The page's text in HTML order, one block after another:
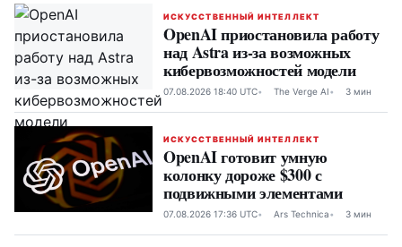
ИСКУССТВЕННЫЙ ИНТЕЛЛЕКТ
OpenAI приостановила работу
над Astra из-за возможных
кибервозможностей модели
07.08.2026 18:40 UTC The Verge AI 3 мин
ИСКУССТВЕННЫЙ ИНТЕЛЛЕКТ
OpenAI готовит умную
колонку дороже $300 с
подвижными элементами
07.08.2026 17:36 UTC Ars Technica 3 мин